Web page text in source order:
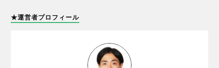
★運営者プロフィール